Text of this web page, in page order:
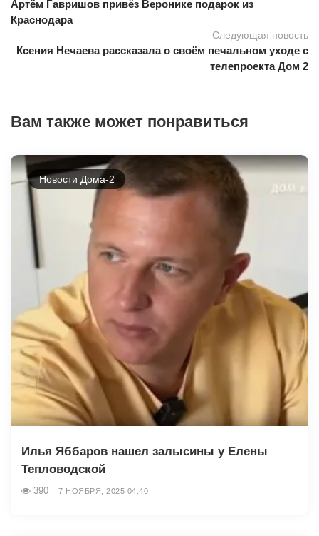
Артём Гавришов привёз Веронике подарок из
Краснодара
Следующая новость
Ксения Нечаева рассказала о своём печальном уходе с
телепроекта Дом 2
Вам также может понравиться
Новости Дома-2
Илья Яббаров нашел залысины у Елены
Тепловодской
390 7 НОЯБРЯ, 2025 04:40